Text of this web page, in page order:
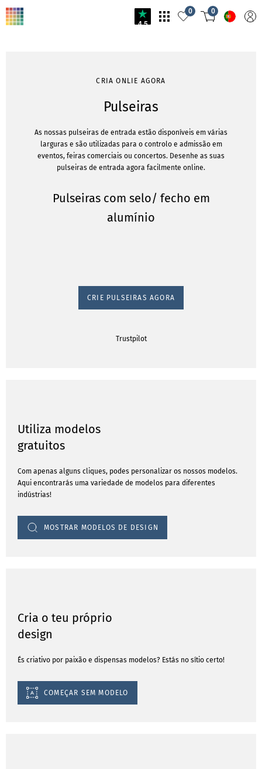
4.5
0 0
CRIA ONLIE AGORA
Pulseiras
As nossas pulseiras de entrada estão disponíveis em várias
larguras e são utilizadas para o controlo e admissão em
eventos, feiras comerciais ou concertos. Desenhe as suas
pulseiras de entrada agora facilmente online.
Pulseiras com selo/ fecho em
alumínio
CRIE PULSEIRAS AGORA
Trustpilot
Utiliza modelos
gratuitos
Com apenas alguns cliques, podes personalizar os nossos modelos.
Aqui encontrarás uma variedade de modelos para diferentes
indústrias!
MOSTRAR MODELOS DE DESIGN
Cria o teu próprio
design
És criativo por paixão e dispensas modelos? Estás no sítio certo!
COMEÇAR SEM MODELO